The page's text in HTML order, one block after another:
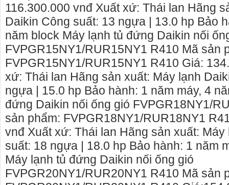
116.300.000 vnđ Xuất xứ: Thái lan Hãng
Daikin Công suất: 13 ngựa | 13.0 hp Bảo
năm block Máy lạnh tủ đứng Daikin nối
FVPGR15NY1/RUR15NY1 R410 Mã sản
FVPGR15NY1/RUR15NY1 R410 Giá:
xứ: Thái lan Hãng sản xuất: Máy lạnh
ngựa | 15.0 hp Bảo hành: 1 năm máy, 4
đứng Daikin nối ống gió FVPGR18NY1/
sản phẩm: FVPGR18NY1/RUR18NY1
vnđ Xuất xứ: Thái lan Hãng sản xuất:
suất: 18 ngựa | 18.0 hp Bảo hành: 1 năm
Máy lạnh tủ đứng Daikin nối ống gió
FVPGR20NY1/RUR20NY1 R410 Mã sản
cho thue xe may phu yen -
phú yên
0387560028 cho thuê xe
thuê xe máy ở tại Tuy Hòa
nhà nguyên căn Phú Yên, chuyên cho
nguyên căn tại Phú Yên
hiên đang cho thuê nhà nguyên căn
- Phú Yên.